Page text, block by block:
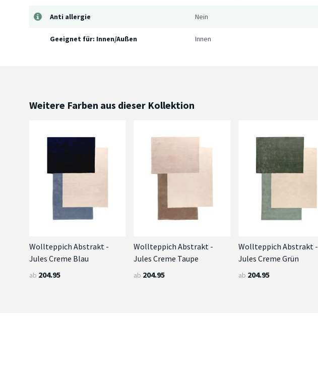
Anti allergie Nein
Geeignet für: Innen/Außen Innen
Weitere Farben aus dieser Kollektion
Wollteppich Abstrakt -
Jules Creme Blau
ab 204.95
Wollteppich Abstrakt -
Jules Creme Taupe
ab 204.95
Wollteppich Abstrakt -
Jules Creme Grün
ab 204.95